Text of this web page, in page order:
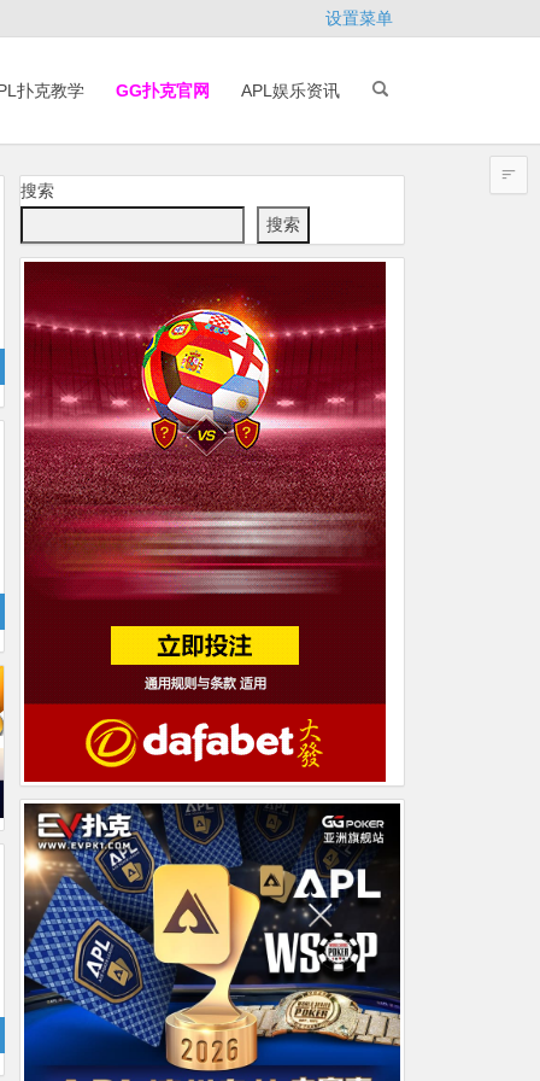
设置菜单
扑克教学 GG扑克官网 APL娱乐资讯
搜索
搜索